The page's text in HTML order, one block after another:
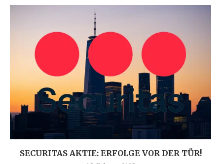
SECURITAS AKTIE: ERFOLGE VOR DER TÜR!